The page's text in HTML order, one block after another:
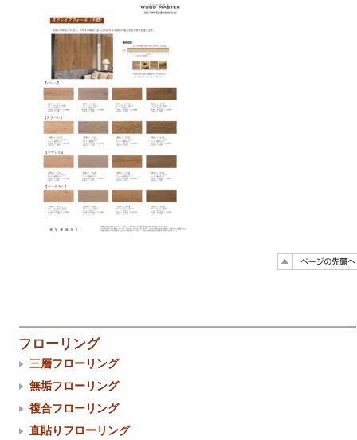
フローリング
三層フローリング
無垢フローリング
複合フローリング
直貼りフローリング